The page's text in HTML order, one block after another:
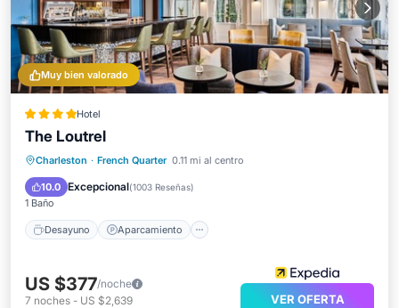
Muy bien valorado
Hotel
The Loutrel
Charleston · French Quarter 0.11 mi al centro
10.0 Excepcional(1003 Reseñas)
1 Baño
Desayuno Aparcamiento
Desayuno Aparcamiento
Aire acondicionado
US $377/noche
7 noches - US $2,639 VER OFERTA